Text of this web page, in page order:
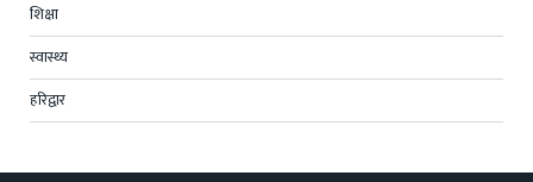
शिक्षा
स्वास्थ्य
हरिद्वार